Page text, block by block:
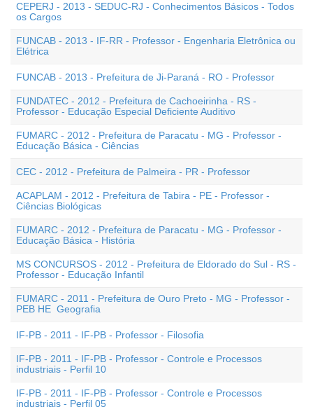
CEPERJ - 2013 - SEDUC-RJ - Conhecimentos Básicos - Todos
os Cargos
FUNCAB - 2013 - IF-RR - Professor - Engenharia Eletrônica ou
Elétrica
FUNCAB - 2013 - Prefeitura de Ji-Paraná - RO - Professor
FUNDATEC - 2012 - Prefeitura de Cachoeirinha - RS -
Professor - Educação Especial Deficiente Auditivo
FUMARC - 2012 - Prefeitura de Paracatu - MG - Professor -
Educação Básica - Ciências
CEC - 2012 - Prefeitura de Palmeira - PR - Professor
ACAPLAM - 2012 - Prefeitura de Tabira - PE - Professor -
Ciências Biológicas
FUMARC - 2012 - Prefeitura de Paracatu - MG - Professor -
Educação Básica - História
MS CONCURSOS - 2012 - Prefeitura de Eldorado do Sul - RS -
Professor - Educação Infantil
FUMARC - 2011 - Prefeitura de Ouro Preto - MG - Professor -
PEB HE  Geografia
IF-PB - 2011 - IF-PB - Professor - Filosofia
IF-PB - 2011 - IF-PB - Professor - Controle e Processos
industriais - Perfil 10
IF-PB - 2011 - IF-PB - Professor - Controle e Processos
industriais - Perfil 05